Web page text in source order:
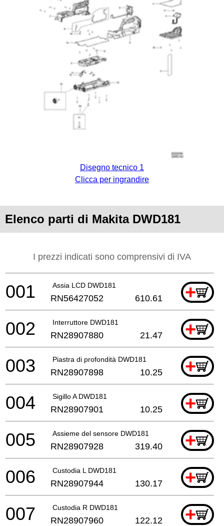
Disegno tecnico 1
Clicca per ingrandire
Elenco parti di Makita DWD181
I prezzi indicati sono comprensivi di IVA
Assia LCD DWD181 +
001 RN56427052 610.61
Interruttore DWD181 +
002 RN28907880 21.47
Piastra di profondità DWD181 +
003 RN28907898 10.25
Sigillo A DWD181 +
004 RN28907901 10.25
Assieme del sensore DWD181 +
005 RN28907928 319.40
Custodia L DWD181 +
006 RN28907944 130.17
Custodia R DWD181 +
007 RN28907960 122.12